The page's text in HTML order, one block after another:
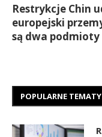
Restrykcje Chin
europejski
są dwa podmioty
POPULARNE TEMATY